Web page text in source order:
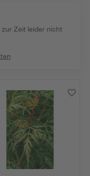
Zeit leider nicht